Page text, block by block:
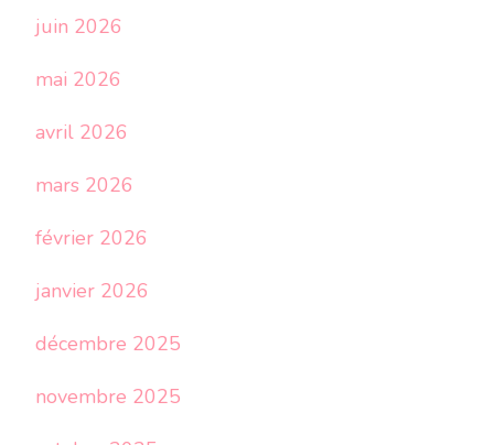
juin 2026
mai 2026
avril 2026
mars 2026
février 2026
janvier 2026
décembre 2025
novembre 2025